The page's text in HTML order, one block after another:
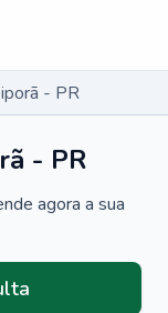
- PR
- PR
agora a sua